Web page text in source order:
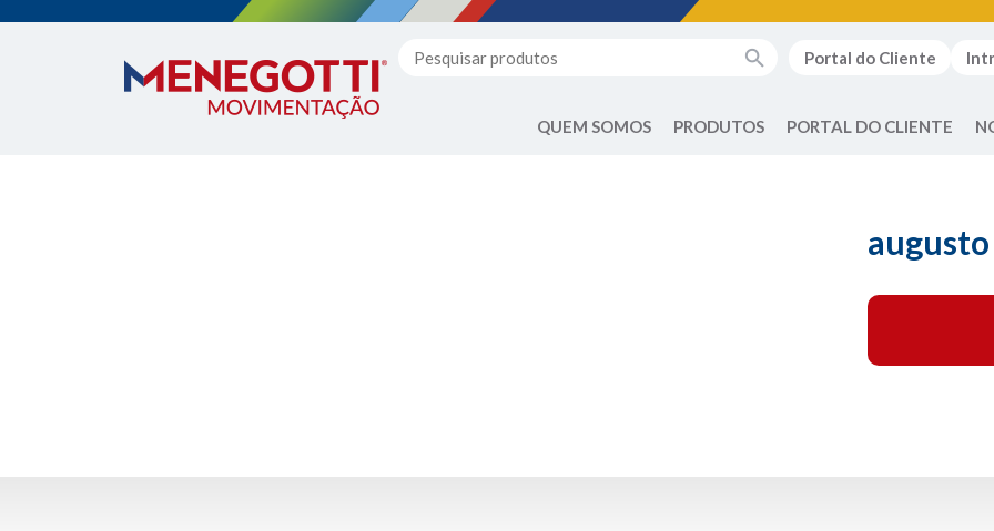
Portal do Cliente
QUEM SOMOS PRODUTOS PORTAL DO CLIENTE